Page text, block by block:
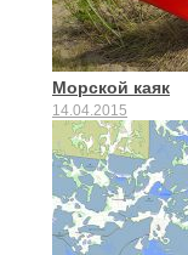
Морской каяк
14.04.2015